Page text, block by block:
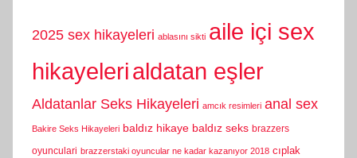
2025 sex hikayeleri ablasını sikti aile içi sex
hikayelerialdatan eşler
Aldatanlar Seks Hikayeleri amcık resimleri anal sex
Bakire Seks Hikayeleri baldız hikaye baldız seks brazzers
oyunculari brazzerstaki oyuncular ne kadar kazanıyor 2018 cıplak